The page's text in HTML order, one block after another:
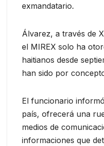
exmandatario.
Álvarez, a través de
el MIREX solo ha
haitianos desde
han sido por
El funcionario
país, ofrecerá una
medios de
informaciones que